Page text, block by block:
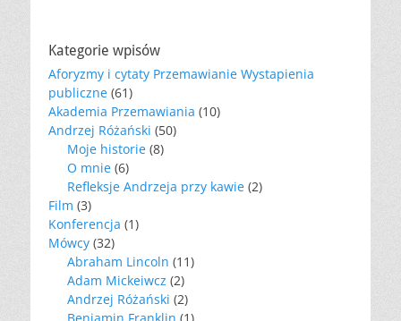
Kategorie wpisów
Aforyzmy i cytaty Przemawianie Wystapienia
publiczne (61)
Akademia Przemawiania (10)
Andrzej Różański (50)
Moje historie (8)
O mnie (6)
Refleksje Andrzeja przy kawie (2)
Film (3)
Konferencja (1)
Mówcy (32)
Abraham Lincoln (11)
Adam Mickeiwcz (2)
Andrzej Różański (2)